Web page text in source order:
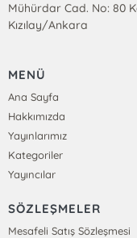
Mühürdar Cad. No: 80
Kızılay/Ankara
MENÜ
Ana Sayfa
Hakkımızda
Yayınlarımız
Kategoriler
Yayıncılar
SÖZLEŞMELER
Mesafeli Satış Sözleşmesi